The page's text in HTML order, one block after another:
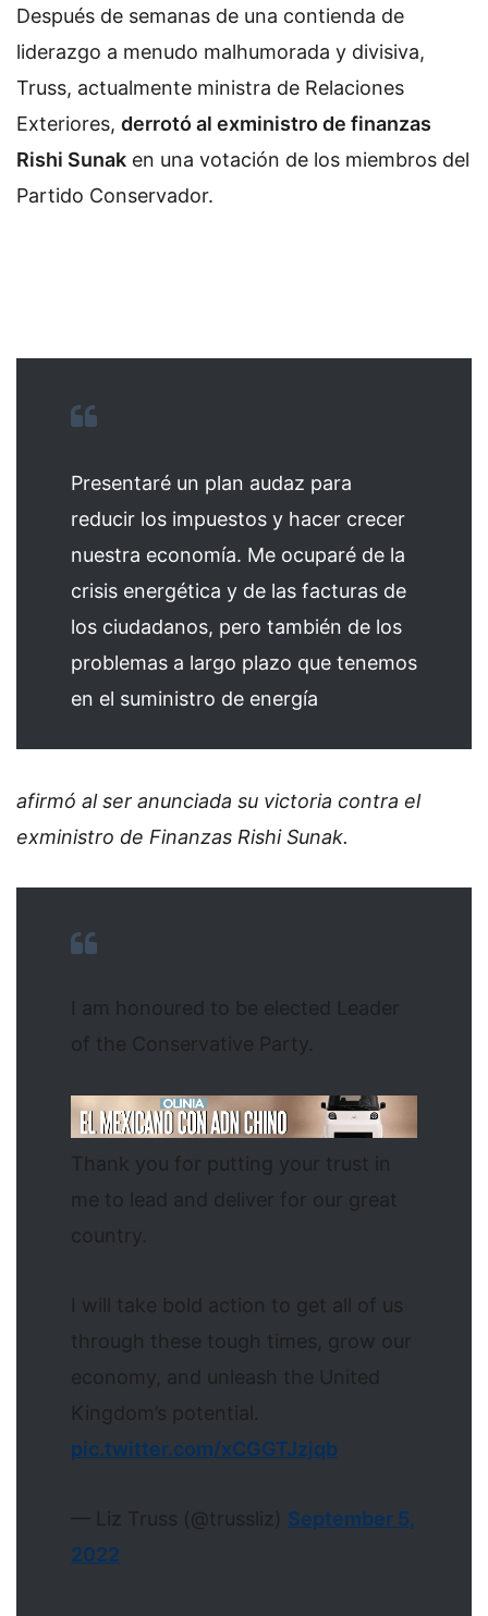
Después de semanas de una contienda de
liderazgo a menudo malhumorada y divisiva,
Truss, actualmente ministra de Relaciones
Exteriores, derrotó al exministro de finanzas
Rishi Sunak en una votación de los miembros del
Partido Conservador.
Presentaré un plan audaz para
reducir los impuestos y hacer crecer
nuestra economía. Me ocuparé de la
crisis energética y de las facturas de
los ciudadanos, pero también de los
problemas a largo plazo que tenemos
en el suministro de energía
afirmó al ser anunciada su victoria contra el
exministro de Finanzas Rishi Sunak.
I am honoured to be elected Leader
of the Conservative Party.
Thank you for putting your trust in
me to lead and deliver for our great
country.
I will take bold action to get all of us
through these tough times, grow our
economy, and unleash the United
Kingdom’s potential.
pic.twitter.com/xCGGTJzjqb
— Liz Truss (@trussliz) September 5,
2022